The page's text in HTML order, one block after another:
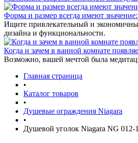
Форма и размер всегда имеют
Ищите привлекательный и
дизайна и функциональности.
Когда и зачем в ванной комнате
Возможно, вашей мечтой была
Главная страница
•
Каталог товаров
•
Душевые ограждения Niagara
•
Душевой уголок Niagara NG 012-